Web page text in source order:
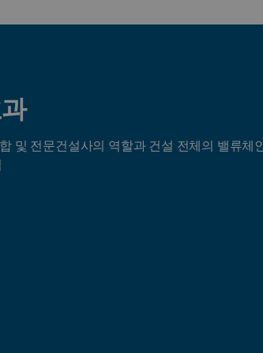
및 전문건설사의 역할과 건설 전체의 밸류체인